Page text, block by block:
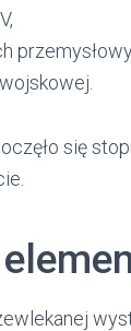
się